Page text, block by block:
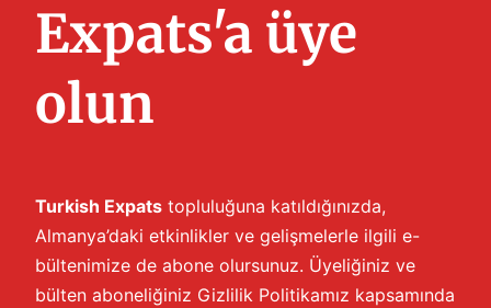
Expats'a üye
olun
Turkish Expats topluluğuna katıldığınızda,
Almanya’daki etkinlikler ve gelişmelerle ilgili e-
bültenimize de abone olursunuz. Üyeliğiniz ve
bülten aboneliğiniz Gizlilik Politikamız kapsamında